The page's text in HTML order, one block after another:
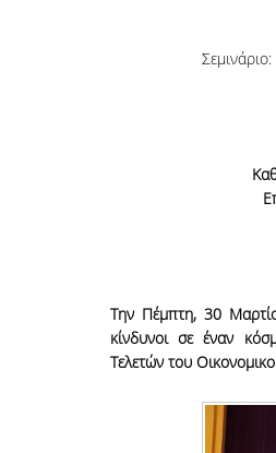
Σεμινάριο:
Την Πέμπτη, 30
κίνδυνοι σε έναν
Τελετών του